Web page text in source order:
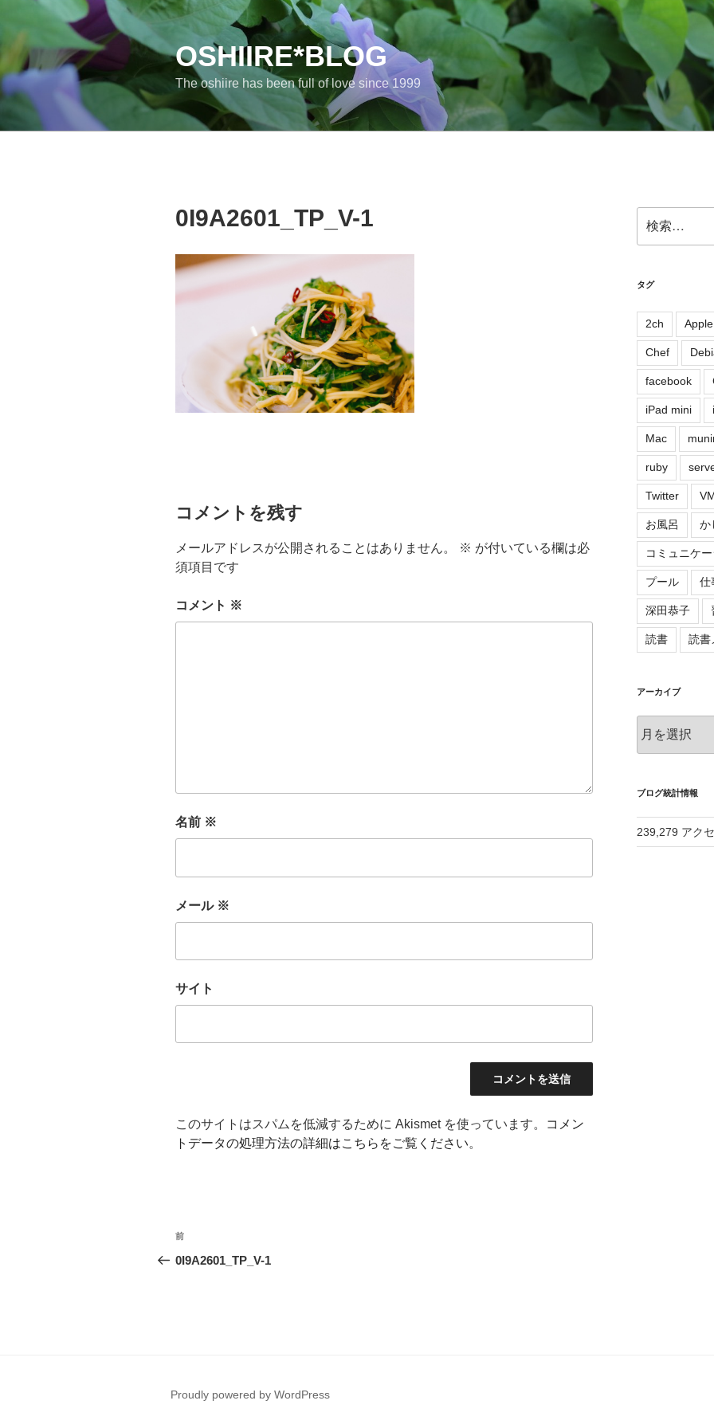
ツ
OSHIIRE*BLOG
The oshiire has been full of love since 1999
0I9A2601_TP_V-1
コメントを残す
メールアドレスが公開されることはありません。 ※ が付いている欄は必
須項目です
コメント ※
名前 ※
メール ※
サイト
このサイトはスパムを低減するために Akismet を使っています。
コメン
トデータの処理方法の詳細はこちらをご覧ください。
投
稿
シ
前
の
前
0I9A2601_TP_V-1
索:
タグ
2ch Apple
Chef
facebook
iPad mini
Mac
ruby
Twitter
お風呂 か
コミュニケ
プール 仕
深田恭子
読書 読書
アーカイブ
ー
ブ
ブログ統計情報
239,279 アク
Proudly powered by WordPress